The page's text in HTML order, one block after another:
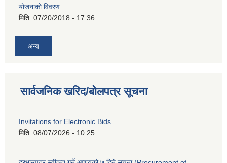
योजनाको विवरण
मिति: 07/20/2018 - 17:36
अन्य
सार्वजनिक खरिद/बोलपत्र सूचना
Invitations for Electronic Bids
मिति: 08/07/2026 - 10:25